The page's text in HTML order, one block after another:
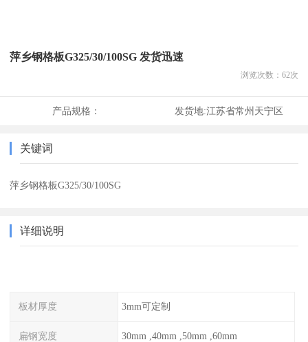
萍乡钢格板G325/30/100SG 发货迅速
浏览次数： 62次
产品规格： 发货地:江苏省常州天宁区
关键词
萍乡钢格板G325/30/100SG
详细说明
板材厚度 3mm可定制
扁钢宽度 30mm ,40mm ,50mm ,60mm